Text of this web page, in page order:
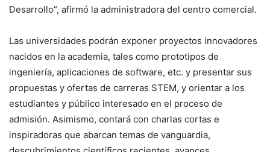
Desarrollo”, afirmó la administradora del centro comercial.
Las universidades podrán exponer proyectos innovadores
nacidos en la academia, tales como prototipos de
ingeniería, aplicaciones de software, etc. y presentar sus
propuestas y ofertas de carreras STEM, y orientar a los
estudiantes y público interesado en el proceso de
admisión. Asimismo, contará con charlas cortas e
inspiradoras que abarcan temas de vanguardia,